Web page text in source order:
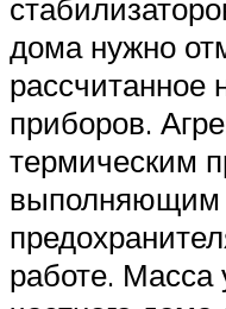
дома нужно
рассчитанное
приборов.
термическим
выполняющим
работе. Масса